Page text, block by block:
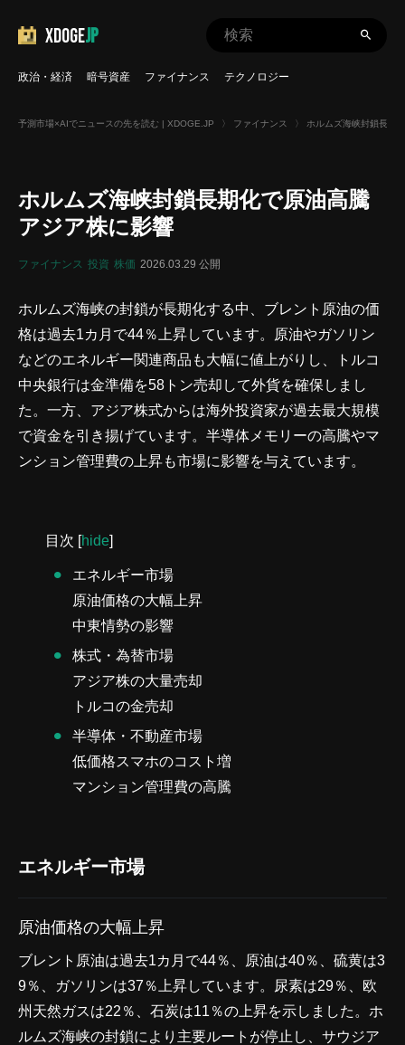
XDOGEJP
政治・経済 暗号資産 ファイナンス テクノロジー
予測市場×AIでニュースの先を読む | XDOGE.JP 〉 ファイナンス 〉 ホルムズ海峡封鎖長期
ホルムズ海峡封鎖長期化で原油高騰
アジア株に影響
ファイナンス 投資 株価 2026.03.29 公開
ホルムズ海峡の封鎖が長期化する中、ブレント原油の価
格は過去1カ月で44％上昇しています。原油やガソリン
などのエネルギー関連商品も大幅に値上がりし、トルコ
中央銀行は金準備を58トン売却して外貨を確保しまし
た。一方、アジア株式からは海外投資家が過去最大規模
で資金を引き揚げています。半導体メモリーの高騰やマ
ンション管理費の上昇も市場に影響を与えています。
目次 [hide]
エネルギー市場
原油価格の大幅上昇
中東情勢の影響
株式・為替市場
アジア株の大量売却
トルコの金売却
半導体・不動産市場
低価格スマホのコスト増
マンション管理費の高騰
エネルギー市場
原油価格の大幅上昇
ブレント原油は過去1カ月で44％、原油は40％、硫黄は3
9％、ガソリンは37％上昇しています。尿素は29％、欧
州天然ガスは22％、石炭は11％の上昇を示しました。ホ
ルムズ海峡の封鎖により主要ルートが停止し、サウジア